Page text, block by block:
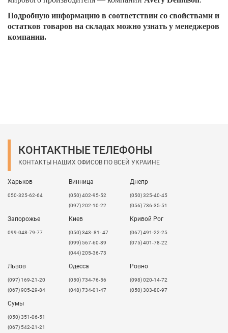
Подробную информацию в соответствии со свойствами и
остатков товаров на складах можно узнать у менеджеров
компании.
КОНТАКТНЫЕ ТЕЛЕФОНЫ
КОНТАКТЫ НАШИХ ОФИСОВ ПО ВСЕЙ УКРАИНЕ
Харьков
050-325-62-64
Винница
(050) 402-95-52
(097) 202-10-22
Днепр
(050) 325-40-45
(056) 736-35-51
Запорожье
099-048-79-77
Киев
(050) 343- 81- 47
(099) 567-60-89
(044) 205-36-73
Кривой Рог
(067) 491-22-25
(075) 401-78-22
Львов
​(097) 169-21-20
(067) 905-29-84
Одесса
(050) 734-76-56
(048) 734-01-47
Ровно
(098) 020-14-72
(050) 303-80-97
Сумы
(050) 351-06-51
(067) 542-21-21